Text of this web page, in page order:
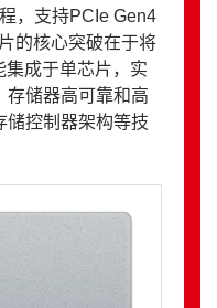
，支持PCIe Gen4
的核心突破在于将
成于单芯片，实
存储器高可靠和高
储控制器架构等技